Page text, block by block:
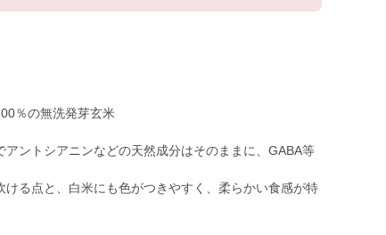
％の無洗発芽玄米
ントシアニンなどの天然成分はそのままに、GABA等
る点と、白米にも色がつきやすく、柔らかい食感が特